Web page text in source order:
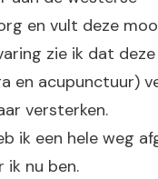
en vult deze
zie ik dat
en acupunctuur)
versterken.
ik een hele weg
ik nu ben.